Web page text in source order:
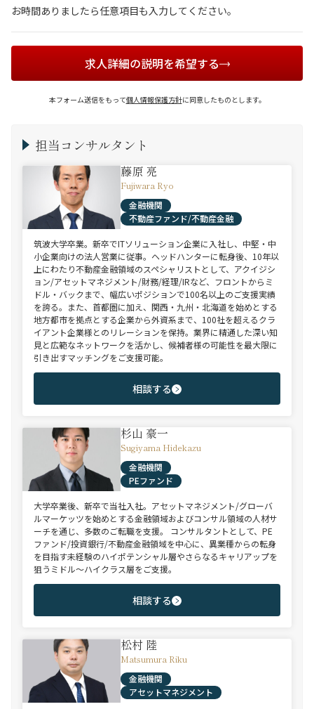
お時間ありましたら任意項目も入力してください。
求人詳細の説明を希望する
本フォーム送信をもって個人情報保護方針に同意したものとします。
担当コンサルタント
藤原 亮
Fujiwara Ryo
金融機関
不動産ファンド/不動産金融
筑波大学卒業。新卒でITソリューション企業に入社し、中堅・中
小企業向けの法人営業に従事。ヘッドハンターに転身後、10年以
上にわたり不動産金融領域のスペシャリストとして、アクイジシ
ョン/アセットマネジメント/財務/経理/IRなど、フロントからミ
ドル・バックまで、幅広いポジションで100名以上のご支援実績
を誇る。また、首都圏に加え、関西・九州・北海道を始めとする
地方都市を拠点とする企業から外資系まで、100社を超えるクラ
イアント企業様とのリレーションを保持。業界に精通した深い知
見と広範なネットワークを活かし、候補者様の可能性を最大限に
引き出すマッチングをご支援可能。
相談する
杉山 豪一
Sugiyama Hidekazu
金融機関
PEファンド
大学卒業後、新卒で当社入社。アセットマネジメント/グローバ
ルマーケッツを始めとする金融領域およびコンサル領域の人材サ
ーチを通じ、多数のご転職を支援。 コンサルタントとして、PE
ファンド/投資銀行/不動産金融領域を中心に、異業種からの転身
を目指す未経験のハイポテンシャル層やさらなるキャリアップを
狙うミドル～ハイクラス層をご支援。
相談する
松村 陸
Matsumura Riku
金融機関
アセットマネジメント